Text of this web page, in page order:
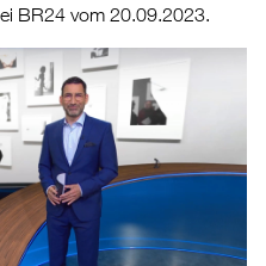
BR24 vom 20.09.2023.